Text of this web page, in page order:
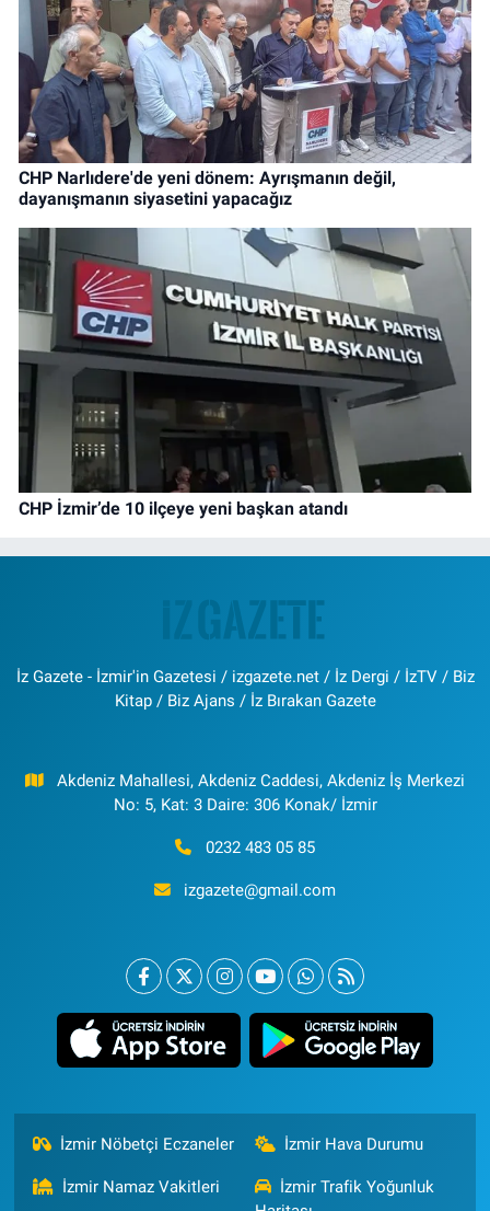
CHP Narlıdere'de yeni dönem: Ayrışmanın değil,
dayanışmanın siyasetini yapacağız
CHP İzmir’de 10 ilçeye yeni başkan atandı
İz Gazete - İzmir'in Gazetesi / izgazete.net / İz Dergi / İzTV / Biz
Kitap / Biz Ajans / İz Bırakan Gazete
Akdeniz Mahallesi, Akdeniz Caddesi, Akdeniz İş Merkezi
No: 5, Kat: 3 Daire: 306 Konak/ İzmir
0232 483 05 85
izgazete@gmail.com
İzmir Nöbetçi Eczaneler İzmir Hava Durumu
İzmir Namaz Vakitleri
İzmir Trafik Yoğunluk